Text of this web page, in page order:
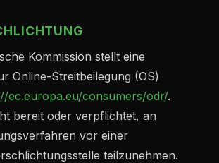
Kommission stellt eine
Online-Streitbeilegung (OS)
ec.europa.eu/consumers/odr/.
bereit oder verpflichtet, an
vor einer
teilzunehmen.